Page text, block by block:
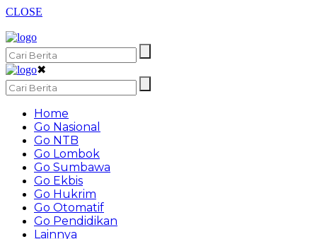
CLOSE
✖
Home
Go Nasional
Go NTB
Go Lombok
Go Sumbawa
Go Ekbis
Go Hukrim
Go Otomatif
Go Pendidikan
Lainnya